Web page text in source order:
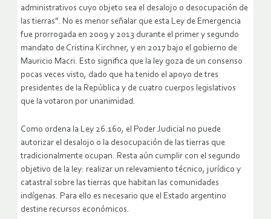
administrativos cuyo objeto sea el desalojo o desocupación de
las tierras”. No es menor señalar que esta Ley de Emergencia
fue prorrogada en 2009 y 2013 durante el primer y segundo
mandato de Cristina Kirchner, y en 2017 bajo el gobierno de
Mauricio Macri. Esto significa que la ley goza de un consenso
pocas veces visto, dado que ha tenido el apoyo de tres
presidentes de la República y de cuatro cuerpos legislativos
que la votaron por unanimidad.
Como ordena la Ley 26.160, el Poder Judicial no puede
autorizar el desalojo o la desocupación de las tierras que
tradicionalmente ocupan. Resta aún cumplir con el segundo
objetivo de la ley: realizar un relevamiento técnico, jurídico y
catastral sobre las tierras que habitan las comunidades
indígenas. Para ello es necesario que el Estado argentino
destine recursos económicos.